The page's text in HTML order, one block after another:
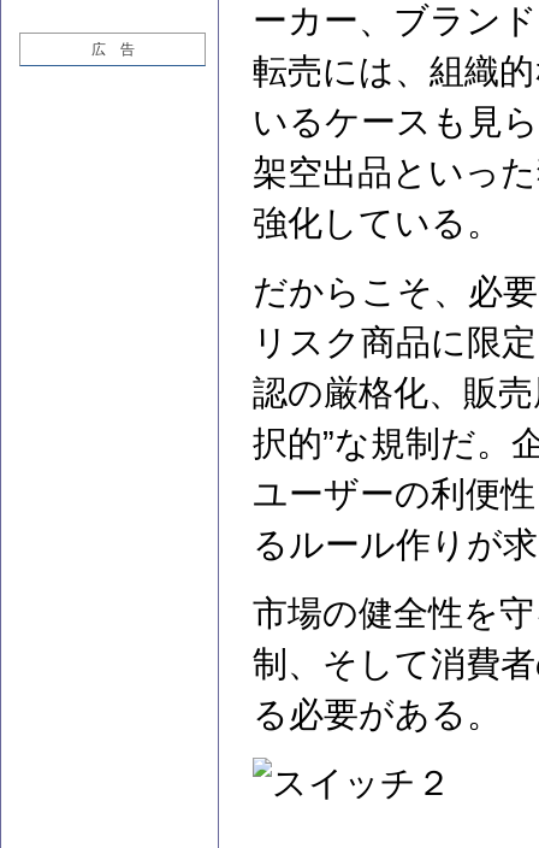
広 告
ーカー、ブラン
転売には、組織
いるケースも見
架空出品といっ
強化している。
だからこそ、必
リスク商品に限
認の厳格化、販
択的”な規制だ。
ユーザーの利便
るルール作りが
市場の健全性を
制、そして消費
る必要がある。